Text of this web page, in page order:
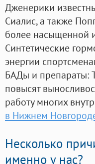
Дженерики
Сиалис, а также
более насыщенной
Синтетические
энергии
БАДы и препараты:
повысят
работу многих
в Нижнем
Несколько
именно у нас?